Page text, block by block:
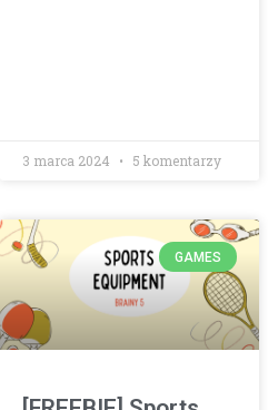
3 marca 2024 5 komentarzy
GAMES